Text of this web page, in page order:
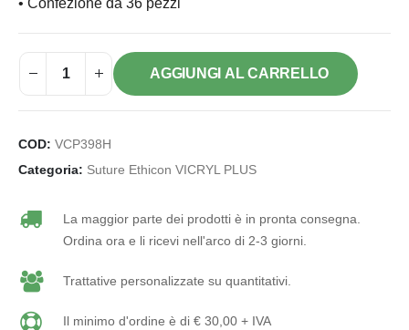
AGGIUNGI AL CARRELLO
COD: VCP398H
Categoria: Suture Ethicon VICRYL PLUS
La maggior parte dei prodotti è in pronta consegna.
Ordina ora e li ricevi nell'arco di 2-3 giorni.
Trattative personalizzate su quantitativi.
Il minimo d'ordine è di € 30,00 + IVA